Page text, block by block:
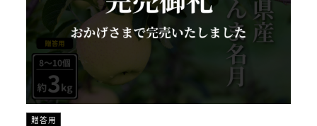
贈答用